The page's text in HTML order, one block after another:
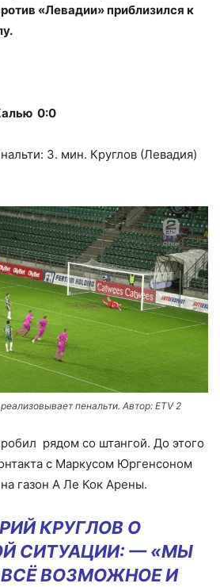
«Левадии» приблизился к
0:0
3. мин. Круглов (Левадия)
пенальти. Автор: ETV 2
рядом со штангой. До этого
с Маркусом Юргенсоном
газон А Ле Кок Арены.
КРУГЛОВ О
СИТУАЦИИ: — «МЫ
ВОЗМОЖНОЕ И